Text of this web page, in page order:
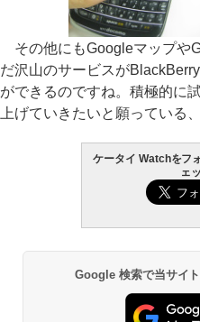
その他にもGoogleマップや
だ沢山のサービスが
ができるのですね。積極的に
上げていきたいと願っている
ケータイ Watchをフ
ェ
Google 検索で当サイ